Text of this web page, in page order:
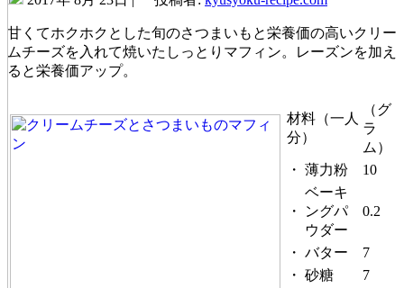
甘くてホクホクとした旬のさつまいもと栄養価の高いクリー
ムチーズを入れて焼いたしっとりマフィン。レーズンを加え
ると栄養価アップ。
材料（一人
分）
（グ
ラ
ム）
・ 薄力粉 10
・
ベーキ
ングパ
ウダー
0.2
・ バター
7
・ 砂糖
7